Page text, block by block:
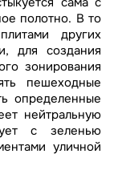
полотно. В то
других
для создания
зонирования
пешеходные
определенные
нейтральную
с зеленью
уличной